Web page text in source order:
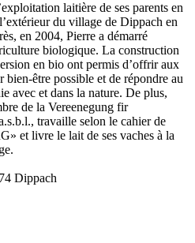
laitière de ses parents en
du village de Dippach en
en 2004, Pierre a démarré
biologique. La construction
en bio ont permis d’offrir aux
être possible et de répondre au
avec et dans la nature. De plus,
de la Vereenegung fir
travaille selon le cahier de
et livre le lait de ses vaches à la
Dippach